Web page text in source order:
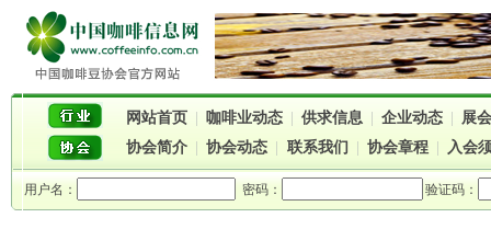
网站首页 咖啡业动态 供求信息 企业动态
展
协会简介
协会动态 联系我们 协会章程 入会
用户名： 密码： 验证码：